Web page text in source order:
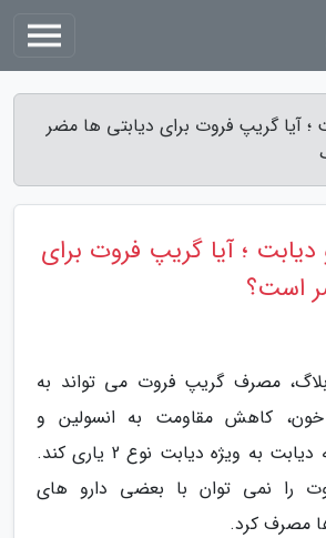
آیا گریپ فروت برای دیابتی ها مضر
؛ آیا گریپ فروت برای
است؟
مصرف گریپ فروت می تواند به
کاهش مقاومت به انسولین و
پیشگیری از ابتلا به دیابت به ویژه دیابت نوع 2 یاری کند.
را نمی توان با بعضی دارو های
مصرف کرد.